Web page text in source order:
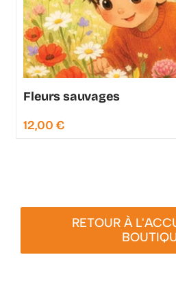
Fleurs sauvages
12,00€
RETOUR À